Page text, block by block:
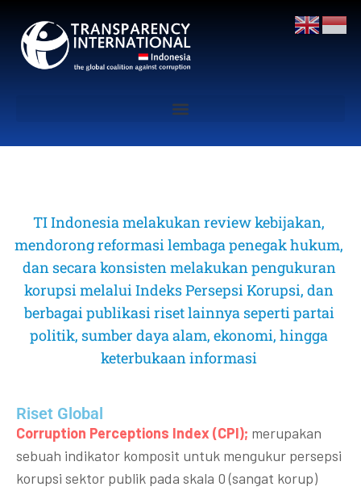
TI Indonesia melakukan review kebijakan,
mendorong reformasi lembaga penegak hukum,
dan secara konsisten melakukan pengukuran
korupsi melalui Indeks Persepsi Korupsi, dan
berbagai publikasi riset lainnya seperti partai
politik, sumber daya alam, ekonomi, hingga
keterbukaan informasi
Riset Global​
Corruption Perceptions Index (CPI); merupakan
sebuah indikator komposit untuk mengukur persepsi
korupsi sektor publik pada skala 0 (sangat korup)